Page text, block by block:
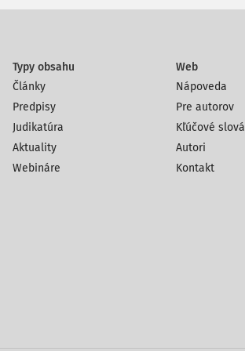
Typy obsahu
Články
Predpisy
Judikatúra
Aktuality
Webináre
Web
Nápoveda
Pre autorov
Kľúčové slová
Autori
Kontakt